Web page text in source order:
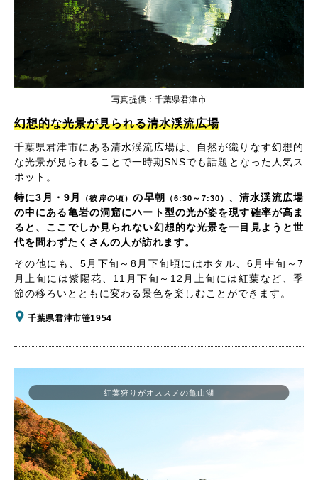
写真提供：千葉県君津市
幻想的な光景が見られる清水渓流広場
千葉県君津市にある清水渓流広場は、自然が織りなす幻想的
な光景が見られることで一時期SNSでも話題となった人気ス
ポット。
特に3月・9月
（彼岸の頃）の早朝 （6:30～7:30） 、清水渓流広場
の中にある亀岩の洞窟にハート型の光が姿を現す確率が高ま
ると、ここでしか見られない幻想的な光景を一目見ようと世
代を問わずたくさんの人が訪れます。
その他にも、5月下旬～8月下旬頃にはホタル、6月中旬～7
月上旬には紫陽花、11月下旬～12月上旬には紅葉など、季
節の移ろいとともに変わる景色を楽しむことができます。
千葉県君津市笹1954
紅葉狩りがオススメの亀山湖